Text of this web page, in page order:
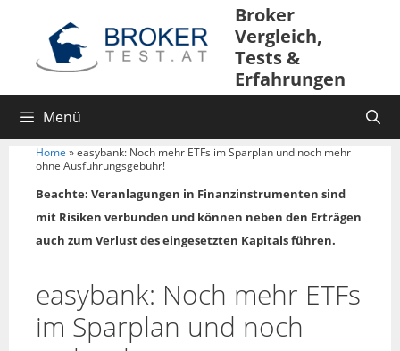
springen
Broker
Vergleich,
Tests &
Erfahrungen
Menü
Home »easybank: Noch mehr ETFs im Sparplan und noch mehr
ohne Ausführungsgebühr!
Beachte: Veranlagungen in Finanzinstrumenten sind
mit Risiken verbunden und können neben den Erträgen
auch zum Verlust des eingesetzten Kapitals führen.
easybank: Noch mehr ETFs
im Sparplan und noch